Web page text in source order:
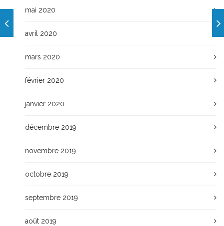
mai 2020
avril 2020
mars 2020
février 2020
janvier 2020
décembre 2019
novembre 2019
octobre 2019
septembre 2019
août 2019